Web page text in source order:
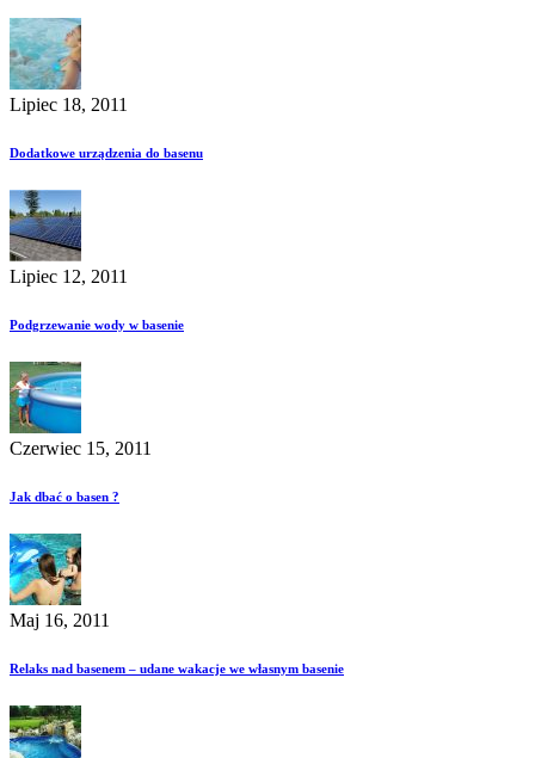
Lipiec 18, 2011
Dodatkowe urządzenia do basenu
Lipiec 12, 2011
Podgrzewanie wody w basenie
Czerwiec 15, 2011
Jak dbać o basen ?
Maj 16, 2011
Relaks nad basenem – udane wakacje we własnym basenie